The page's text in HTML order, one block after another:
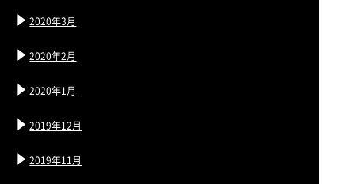
2020年3月
2020年2月
2020年1月
2019年12月
2019年11月